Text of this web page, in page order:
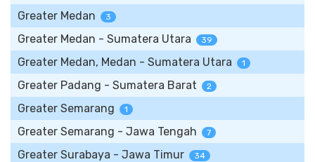
Greater Medan 3
Greater Medan - Sumatera Utara 39
Greater Medan, Medan - Sumatera Utara 1
Greater Padang - Sumatera Barat 2
Greater Semarang 1
Greater Semarang - Jawa Tengah 7
Greater Surabaya - Jawa Timur 34